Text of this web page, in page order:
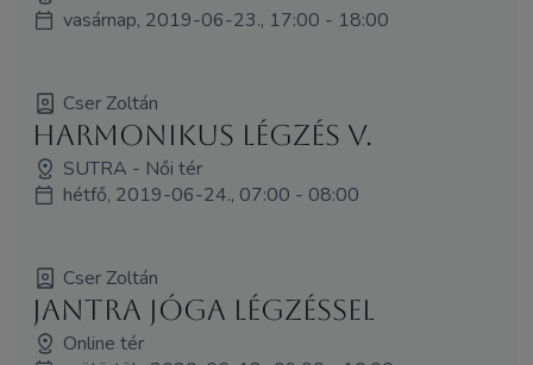
vasárnap, 2019-06-23., 17:00 - 18:00
Cser Zoltán
Harmonikus légzés V.
SUTRA - Női tér
hétfő, 2019-06-24., 07:00 - 08:00
Cser Zoltán
Jantra jóga légzéssel
Online tér